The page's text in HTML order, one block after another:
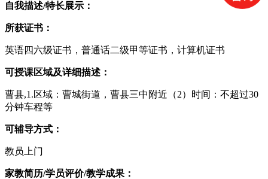
自我描述/特长展示：
所获证书：
英语四六级证书，普通话二级甲等证书，计算机证书
可授课区域及详细描述：
曹县,1.区域：曹城街道，曹县三中附近（2）时间：不超过30
分钟车程等
可辅导方式：
教员上门
家教简历/学员评价/教学成果：